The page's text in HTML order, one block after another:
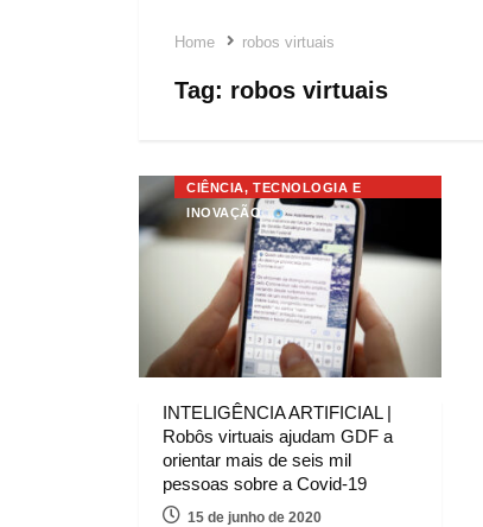
Home robos virtuais
Tag: robos virtuais
CIÊNCIA, TECNOLOGIA E
INOVAÇÃO
INTELIGÊNCIA ARTIFICIAL |
Robôs virtuais ajudam GDF a
orientar mais de seis mil
pessoas sobre a Covid-19
15 de junho de 2020